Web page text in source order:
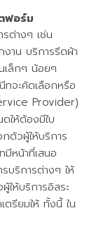
ฟอร์ม
ต่างๆ เช่น
งาน บริการรีดผ้า
เล็กๆ น้อยๆ
จะคัดเลือกหรือ
Provider)
ให้ต้องมีใบ
ตัวผู้ให้บริการ
หน้าที่เสนอ
บริการต่างๆ ให้
ให้บริการอิสระ
ตรียมให้ ทั้งนี้ ใน